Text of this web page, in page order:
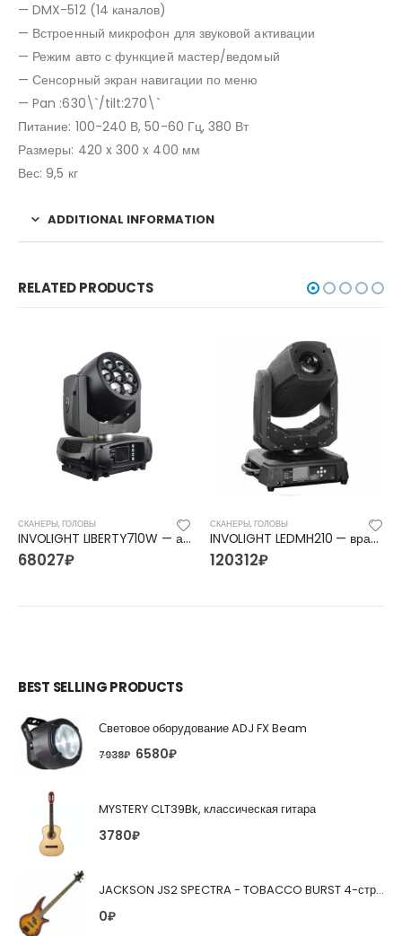
— DMX-512 (14 каналов)
— Встроенный микрофон для звуковой активации
— Режим авто с функцией мастер/ведомый
— Сенсорный экран навигации по меню
— Pan :630\`/tilt:270\`
Питание: 100-240 В, 50-60 Гц, 380 Вт
Размеры: 420 x 300 x 400 мм
Вес: 9,5 кг
ADDITIONAL INFORMATION
RELATED PRODUCTS
СКАНЕРЫ, ГОЛОВЫ
INVOLIGHT LIBERTY710W — аккумуляторная голова вращения (WASH), LED 7х 10 Вт RGBW, DMX-512, W-DMX™
68027₽
СКАНЕРЫ, ГОЛОВЫ
INVOLIGHT LEDMH210 — вращающаяся LED голова, белый светодиод 200 Вт, DMX-512
120312₽
BEST SELLING PRODUCTS
Световое оборудование ADJ FX Beam
7938₽ 6580₽
MYSTERY CLT39Bk, классическая гитара
3780₽
JACKSON JS2 SPECTRA - TOBACCO BURST 4-струнная бас-гитара
0₽